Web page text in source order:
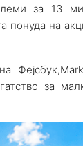
за 13
понуда на
за